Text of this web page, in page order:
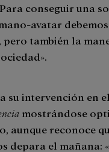
conseguir una
avatar
también la
su intervención en
mostrándose
aunque reconoce
depara el mañana: